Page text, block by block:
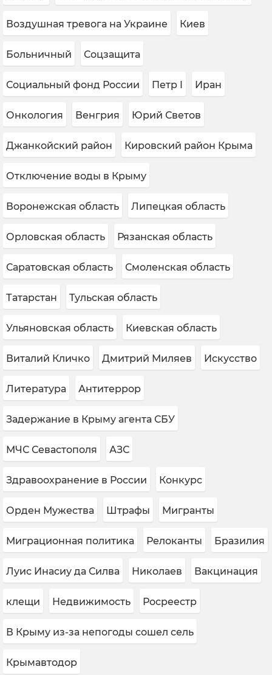
Воздушная тревога на Украине Киев
Больничный Соцзащита
Социальный фонд России Петр I Иран
Онкология Венгрия Юрий Светов
Джанкойский район Кировский район Крыма
Отключение воды в Крыму
Воронежская область Липецкая область
Орловская область Рязанская область
Саратовская область Смоленская область
Татарстан Тульская область
Ульяновская область Киевская область
Виталий Кличко Дмитрий Миляев Искусство
Литература Антитеррор
Задержание в Крыму агента СБУ
МЧС Севастополя АЗС
Здравоохранение в России Конкурс
Орден Мужества Штрафы Мигранты
Миграционная политика Релоканты Бразилия
Луис Инасиу да Силва Николаев Вакцинация
клещи Недвижимость Росреестр
В Крыму из-за непогоды сошел сель
Крымавтодор